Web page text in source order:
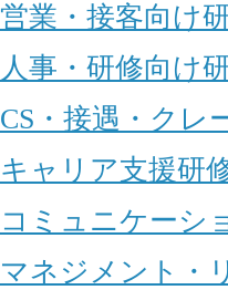
営業・接客向け
人事・研修向け
CS・接遇・クレ
キャリア支援研
コミュニケーシ
マネジメント・